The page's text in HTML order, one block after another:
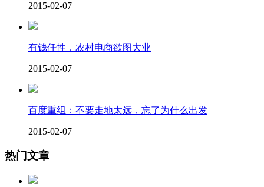
2015-02-07
有钱任性，农村电商欲图大业
2015-02-07
百度重组：不要走地太远，忘了为什么出发
2015-02-07
热门文章